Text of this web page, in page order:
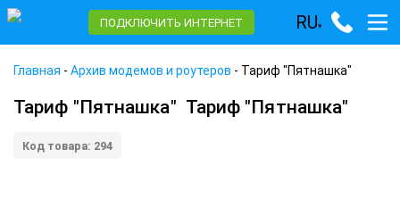
ПОДКЛЮЧИТЬ ИНТЕРНЕТ RU▾
Главная - Архив модемов и роутеров - Тариф "Пятнашка"
Тариф "Пятнашка" Тариф "Пятнашка"
Код товара: 294